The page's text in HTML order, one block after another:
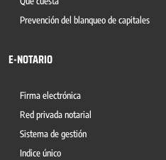
Prevención del blanqueo de capitales
E-NOTARIO
Firma electrónica
Red privada notarial
Sistema de gestión
Indice único